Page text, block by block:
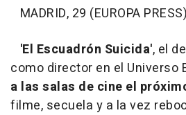
MADRID, 29 (EUROPA PRESS)
'El Escuadrón Suicida', el
como director en el Universo
a las salas de cine el
filme, secuela y a la vez